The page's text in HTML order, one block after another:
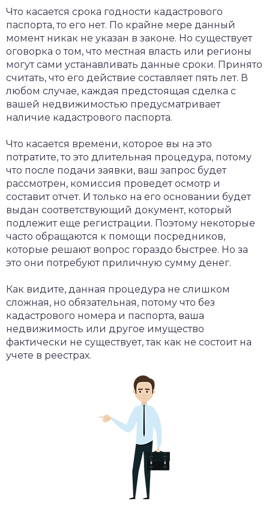
Что касается срока годности кадастрового
паспорта, то его нет. По крайне мере данный
момент никак не указан в законе. Но существует
оговорка о том, что местная власть или регионы
могут сами устанавливать данные сроки. Принято
считать, что его действие составляет пять лет. В
любом случае, каждая предстоящая сделка с
вашей недвижимостью предусматривает
наличие кадастрового паспорта.
Что касается времени, которое вы на это
потратите, то это длительная процедура, потому
что после подачи заявки, ваш запрос будет
рассмотрен, комиссия проведет осмотр и
составит отчет. И только на его основании будет
выдан соответствующий документ, который
подлежит еще регистрации. Поэтому некоторые
часто обращаются к помощи посредников,
которые решают вопрос гораздо быстрее. Но за
это они потребуют приличную сумму денег.
Как видите, данная процедура не слишком
сложная, но обязательная, потому что без
кадастрового номера и паспорта, ваша
недвижимость или другое имущество
фактически не существует, так как не состоит на
учете в реестрах.